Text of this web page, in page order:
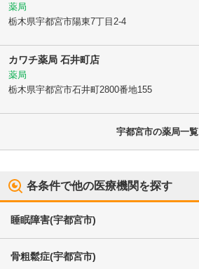
薬局
栃木県宇都宮市陽東7丁目2-4
カワチ薬局 石井町店
薬局
栃木県宇都宮市石井町2800番地155
宇都宮市の薬局一覧
各条件で他の医療機関を探す
睡眠障害(宇都宮市)
骨粗鬆症(宇都宮市)